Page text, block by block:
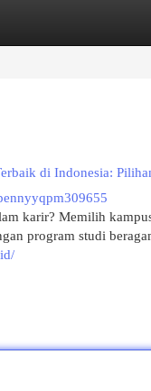
di Indonesia:
karir? Memilih
program studi